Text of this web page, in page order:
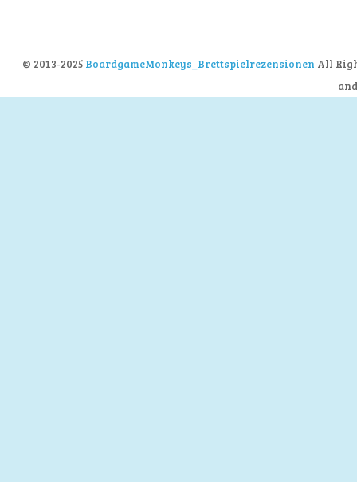
© 2013-2025 BoardgameMonkeys_Brettspielrezensionen All